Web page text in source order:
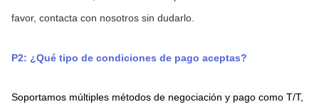
favor, contacta con nosotros sin dudarlo.
P2: ¿Qué tipo de condiciones de pago aceptas?
Soportamos múltiples métodos de negociación y pago como T/T,